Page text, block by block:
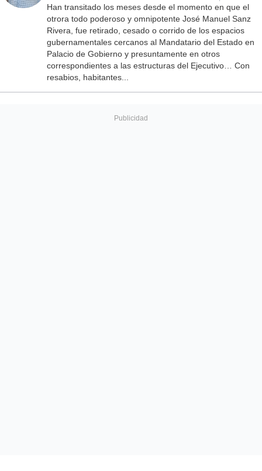
Han transitado los meses desde el momento en que el
otrora todo poderoso y omnipotente José Manuel Sanz
Rivera, fue retirado, cesado o corrido de los espacios
gubernamentales cercanos al Mandatario del Estado en
Palacio de Gobierno y presuntamente en otros
correspondientes a las estructuras del Ejecutivo… Con
resabios, habitantes...